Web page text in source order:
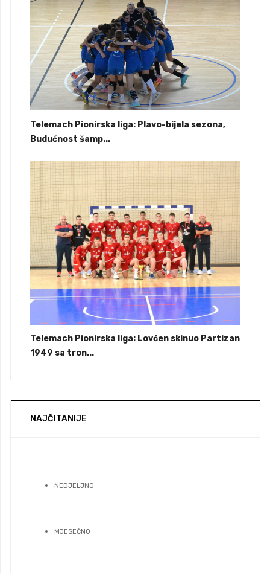
Telemach Pionirska liga: Plavo-bijela sezona,
Budućnost šamp...
Telemach Pionirska liga: Lovćen skinuo Partizan
1949 sa tron...
NAJČITANIJE
NEDJELJNO
MJESEČNO